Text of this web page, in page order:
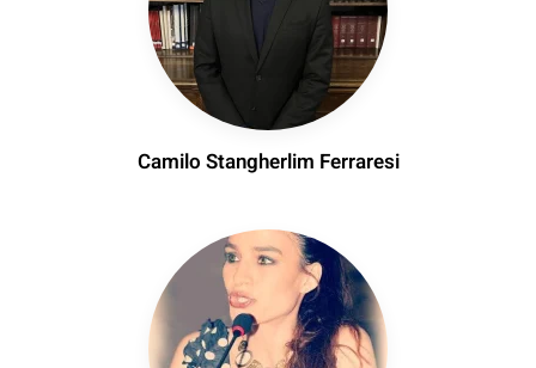
Camilo Stangherlim Ferraresi